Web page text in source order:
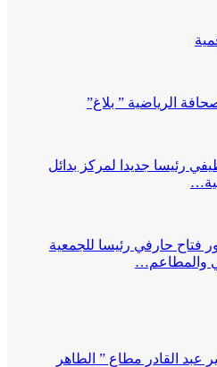
الرياضية ” بلاغ”
رئيسا جديدا لمركز بدائل
حارفي رئيسا للجمعية
والمطاعم…
عبد القادر مطاع ” الطاهر